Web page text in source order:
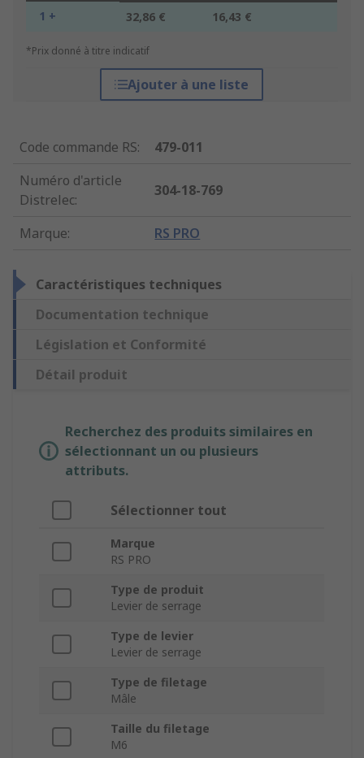
1 + 32,86 € 16,43 €
*Prix donné à titre indicatif
Ajouter à une liste
Code commande RS:
479-011
Numéro d'article
Distrelec:
304-18-769
Marque: RS PRO
Caractéristiques techniques
Documentation technique
Législation et Conformité
Détail produit
Recherchez des produits similaires en
sélectionnant un ou plusieurs
attributs.
Sélectionner tout
Marque
RS PRO
Type de produit
Levier de serrage
Type de levier
Levier de serrage
Type de filetage
Mâle
Taille du filetage
M6